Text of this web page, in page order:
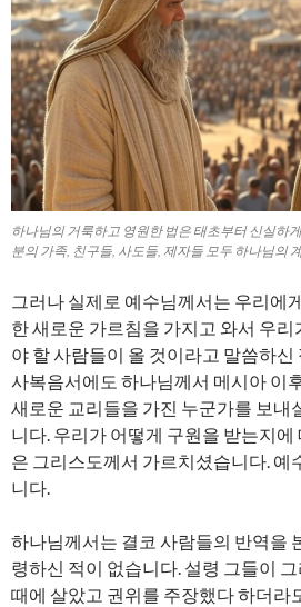
하나님의 거룩하고 영원한 법은 태초부터 신실하
분의 가족, 친구들, 사도들, 제자들 모두 하나님의
그러나 실제로 예수님께서는 우리에
한 새로운 가르침을 가지고 와서 우
야 할 사람들이 올 것이라고 말씀하신
사복음서에도 하나님께서 메시아 이
새로운 교리들을 가진 누군가를 보내
니다. 우리가 어떻게 구원을 받는지에
은 그리스도께서 가르치셨습니다. 예
니다.
하나님께서는 결코 사람들의 반역을
령하신 적이 없습니다. 설령 그들이
때에 살았고 권위를 주장했다 하더라